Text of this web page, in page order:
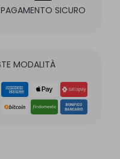
PAGAMENTO SICURO
MODALITÀ